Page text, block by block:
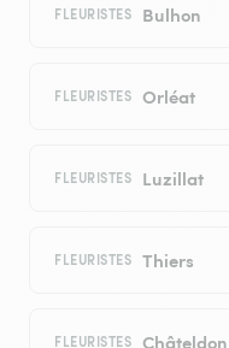
FLEURISTES Bulhon
FLEURISTES Orléat
FLEURISTES Luzillat
FLEURISTES Thiers
FLEURISTES Châteldon